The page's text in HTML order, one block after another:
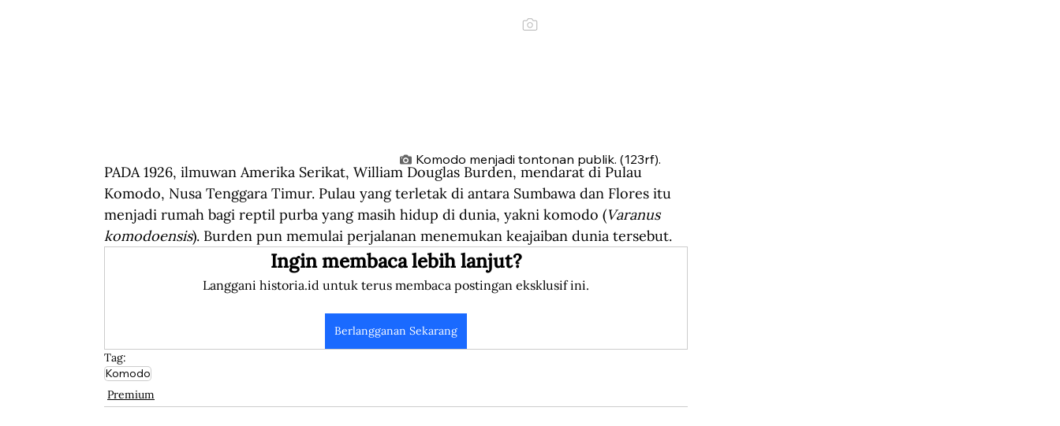
Komodo menjadi tontonan publik. (123rf).
PADA 1926, ilmuwan Amerika Serikat, William Douglas Burden, mendarat di Pulau
Komodo, Nusa Tenggara Timur. Pulau yang terletak di antara Sumbawa dan Flores itu
menjadi rumah bagi reptil purba yang masih hidup di dunia, yakni komodo (Varanus
komodoensis). Burden pun memulai perjalanan menemukan keajaiban dunia tersebut.
Ingin membaca lebih lanjut?
Langgani historia.id untuk terus membaca postingan eksklusif ini.
Berlangganan Sekarang
Tag:
Komodo
Premium